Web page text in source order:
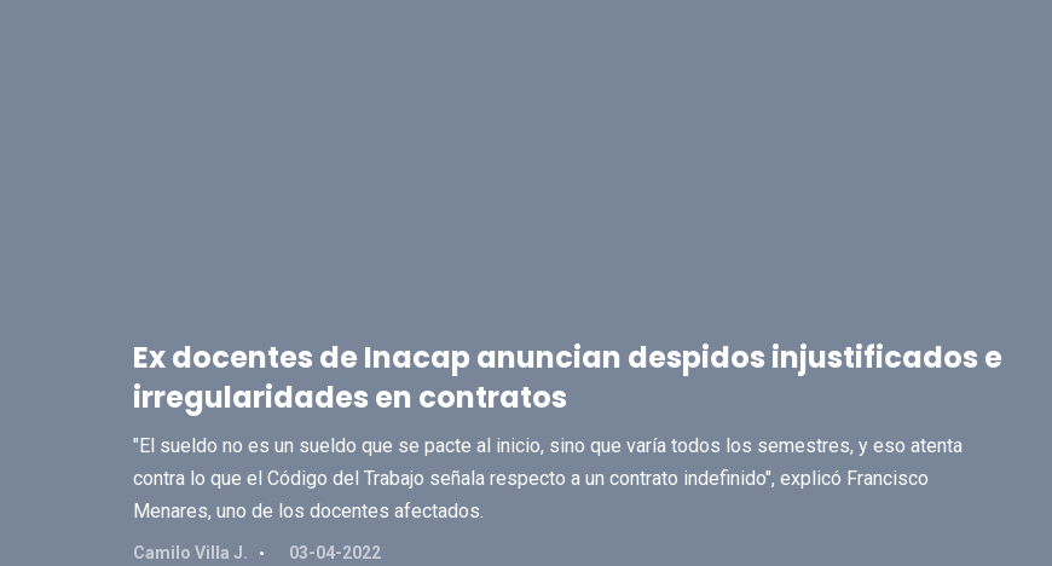
Ex docentes de Inacap anuncian despidos injustificados e
irregularidades en contratos
"El sueldo no es un sueldo que se pacte al inicio, sino que varía todos los semestres, y eso atenta
contra lo que el Código del Trabajo señala respecto a un contrato indefinido", explicó Francisco
Menares, uno de los docentes afectados.
Camilo Villa J. 03-04-2022